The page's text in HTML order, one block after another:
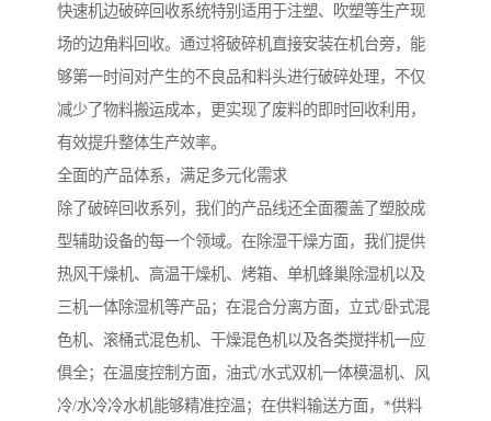
快速机边破碎回收系统特别适用于注塑、吹塑等生产现
场的边角料回收。通过将破碎机直接安装在机台旁，能
够第一时间对产生的不良品和料头进行破碎处理，不仅
减少了物料搬运成本，更实现了废料的即时回收利用，
有效提升整体生产效率。
全面的产品体系，满足多元化需求
除了破碎回收系列，我们的产品线还全面覆盖了塑胶成
型辅助设备的每一个领域。在除湿干燥方面，我们提供
热风干燥机、高温干燥机、烤箱、单机蜂巢除湿机以及
三机一体除湿机等产品；在混合分离方面，立式/卧式混
色机、滚桶式混色机、干燥混色机以及各类搅拌机一应
俱全；在温度控制方面，油式/水式双机一体模温机、风
冷/水冷冷水机能够精准控温；在供料输送方面，*供料